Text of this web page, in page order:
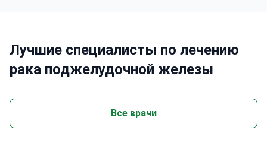
Лучшие специалисты по лечению
рака поджелудочной железы
Все врачи